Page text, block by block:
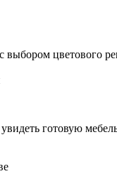
выбором цветового
готовую